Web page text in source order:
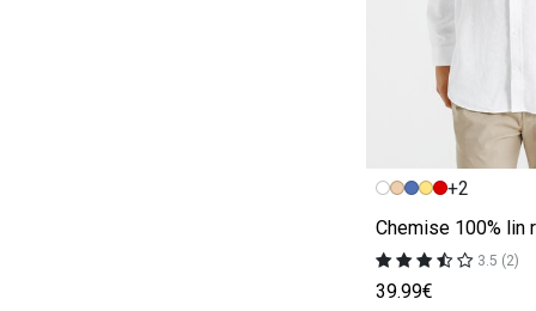
Image précédente
Image suivante
+2
Chemise 100% lin
3.5 (2)
39.99€